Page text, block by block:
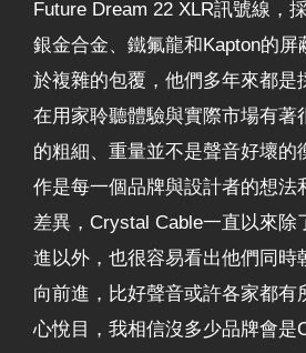
Future Dream 22 XLR訊號線，
銀金合金、鐵氟龍和Kapton的屏
於複雜的包覆，他們多年來都是
在用家聆聽體驗與實際市場有著
的粗細、重量並不是聲音好壞的
作是每一個品牌與設計者的想法
差異，Crystal Cable一直以來除
進以外，也很容易看出他們同時
向前進，比好聲音或許各家都有
心悅目，我相信沒多少品牌會是